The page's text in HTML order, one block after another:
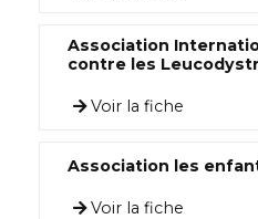
Association
contre les
Voir la fiche
Association les
Voir la fiche